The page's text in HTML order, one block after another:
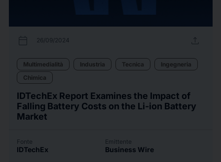
calendar_today 26/09/2024 upload
Multimedialità Industria Tecnica
Ingegneria
Chimica
IDTechEx Report Examines the Impact of
Falling Battery Costs on the Li-ion Battery
Market
Fonte
IDTechEx
Emittente
Business Wire